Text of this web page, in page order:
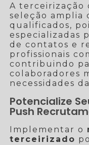
A terceirização
seleção amplia
qualificados,
especializadas
de contatos e
profissionais
contribuindo
colaboradores
necessidades
Potencialize
Push
Implementar o
terceirizado